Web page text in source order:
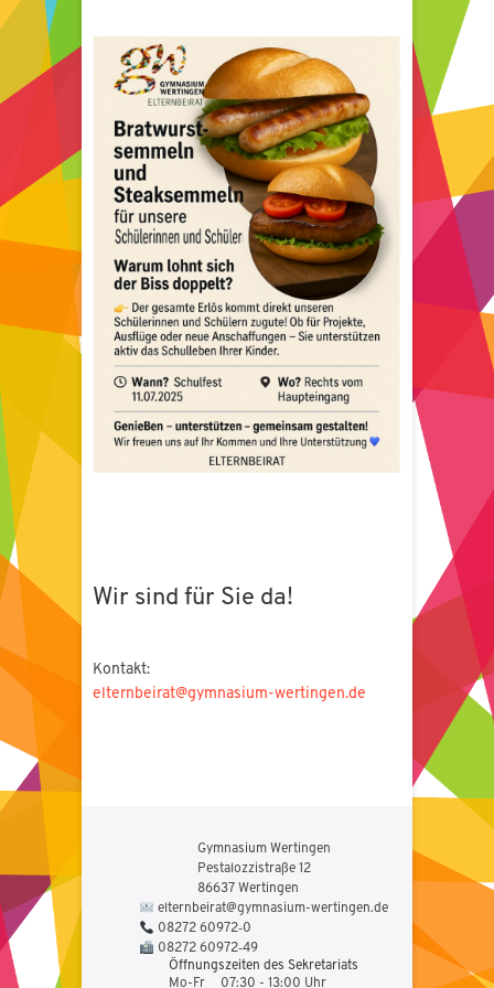
Wir sind für Sie da!
Kontakt:
elternbeirat@gymnasium-wertingen.de
Gymnasium Wertingen
Pestalozzistraße 12
86637 Wertingen
elternbeirat@gymnasium-wertingen.de
08272 60972‑0
08272 60972‑49
Öffnungszeiten des Sekretariats
Mo-Fr
07:30 - 13:00 Uhr